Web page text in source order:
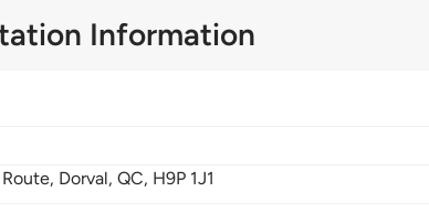
Information
Dorval,QC, H9P 1J1